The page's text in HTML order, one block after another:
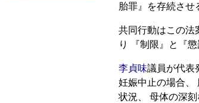
胎罪』を存続させ
共同行動はこの法
り 『制限』と『
李貞味議員が代表
妊娠中止の場合、
状況、 母体の深